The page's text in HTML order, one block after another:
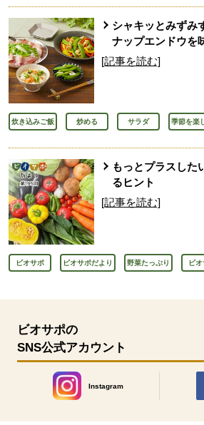
シャキッとみずみ
ナップエンドウを
[記事を読む]
炊き込みご飯 炒める サラダ 季節を楽
もっとプラスし
るヒント
[記事を読む]
ビオサポ ビオサポだより 野菜たっぷり ビ
ビオサポの
SNS公式アカウント
Instagram
別のウィンドウで開きます。